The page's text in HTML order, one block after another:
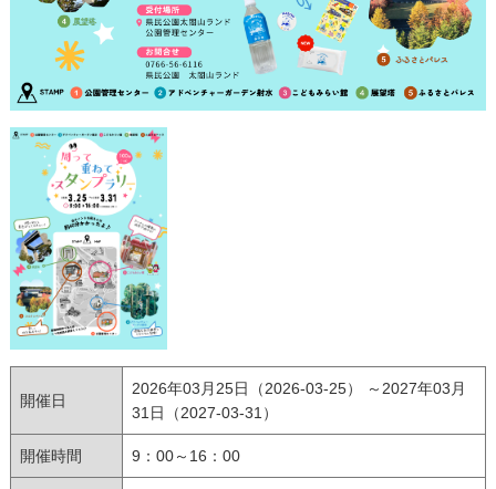
開催日
2026年03月25日（2026-03-25） ～2027年03月
31日（2027-03-31）
開催時間 9：00～16：00